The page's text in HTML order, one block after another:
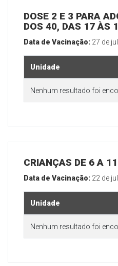
DOSE 2 E 3 PARA
DOS 40, DAS 17 ÀS
Data de Vacinação: 27 de
Unidade
Nenhum resultado foi
CRIANÇAS DE 6 A
Data de Vacinação: 22 de
Unidade
Nenhum resultado foi